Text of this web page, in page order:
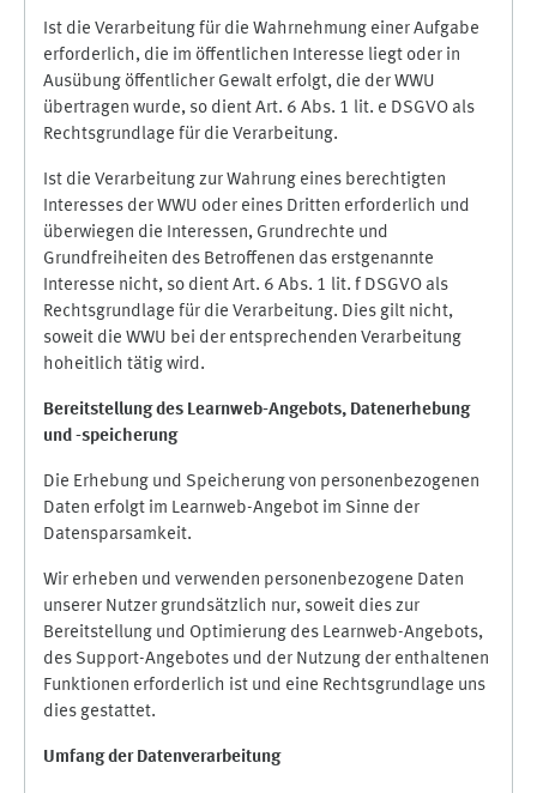
Ist die Verarbeitung für die Wahrnehmung einer Aufgabe
erforderlich, die im öffentlichen Interesse liegt oder in
Ausübung öffentlicher Gewalt erfolgt, die der WWU
übertragen wurde, so dient Art. 6 Abs. 1 lit. e DSGVO als
Rechtsgrundlage für die Verarbeitung.
Ist die Verarbeitung zur Wahrung eines berechtigten
Interesses der WWU oder eines Dritten erforderlich und
überwiegen die Interessen, Grundrechte und
Grundfreiheiten des Betroffenen das erstgenannte
Interesse nicht, so dient Art. 6 Abs. 1 lit. f DSGVO als
Rechtsgrundlage für die Verarbeitung. Dies gilt nicht,
soweit die WWU bei der entsprechenden Verarbeitung
hoheitlich tätig wird.
Bereitstellung des Learnweb-Angebots, Datenerhebung
und -speicherung
Die Erhebung und Speicherung von personenbezogenen
Daten erfolgt im Learnweb-Angebot im Sinne der
Datensparsamkeit.
Wir erheben und verwenden personenbezogene Daten
unserer Nutzer grundsätzlich nur, soweit dies zur
Bereitstellung und Optimierung des Learnweb-Angebots,
des Support-Angebotes und der Nutzung der enthaltenen
Funktionen erforderlich ist und eine Rechtsgrundlage uns
dies gestattet.
Umfang der Datenverarbeitung